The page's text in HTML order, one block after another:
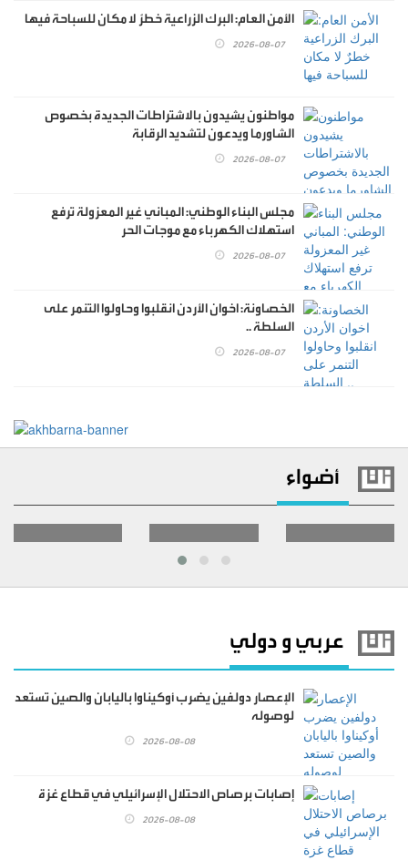
الأمن العام: البرك الزراعية خطرٌ لا مكان للسباحة فيها
2026-08-07
مواطنون يشيدون بالاشتراطات الجديدة بخصوص
الشاورما ويدعون لتشديد الرقابة
2026-08-07
مجلس البناء الوطني: المباني غير المعزولة ترفع
استهلاك الكهرباء مع موجات الحر
2026-08-07
الخصاونة: اخوان الأردن انقلبوا وحاولوا التنمر على
السلطة ..
2026-08-07
أضواء
دورة تدريبية
2026-
التكنولوجيا
لمكافحة
والجفاف
2026-
هندسة عمان
الأهلية تحصد
المركز الأول
بمسابقة 2026-
عربي و دولي
الإعصار دولفين يضرب أوكيناوا باليابان والصين تستعد
لوصوله
2026-08-08
إصابات برصاص الاحتلال الإسرائيلي في قطاع غزة
2026-08-08